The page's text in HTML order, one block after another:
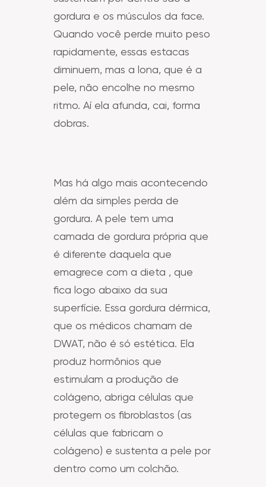
gordura e os músculos da face.
Quando você perde muito peso
rapidamente, essas estacas
diminuem, mas a lona, que é a
pele, não encolhe no mesmo
ritmo. Aí ela afunda, cai, forma
dobras.
Mas há algo mais acontecendo
além da simples perda de
gordura. A pele tem uma
camada de gordura própria que
é diferente daquela que
emagrece com a dieta , que
fica logo abaixo da sua
superfície. Essa gordura dérmica,
que os médicos chamam de
DWAT, não é só estética. Ela
produz hormônios que
estimulam a produção de
colágeno, abriga células que
protegem os fibroblastos (as
células que fabricam o
colágeno) e sustenta a pele por
dentro como um colchão.